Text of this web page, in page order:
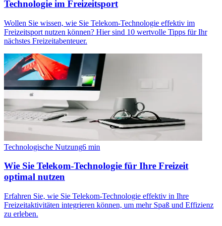
Technologie im Freizeitsport
Wollen Sie wissen, wie Sie Telekom-Technologie effektiv im
Freizeitsport nutzen können? Hier sind 10 wertvolle Tipps für Ihr
nächstes Freizeitabenteuer.
Technologische Nutzung6 min
Wie Sie Telekom-Technologie für Ihre Freizeit
optimal nutzen
Erfahren Sie, wie Sie Telekom-Technologie effektiv in Ihre
Freizeitaktivitäten integrieren können, um mehr Spaß und Effizienz
zu erleben.